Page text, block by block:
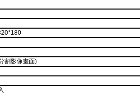
割影像畫面)